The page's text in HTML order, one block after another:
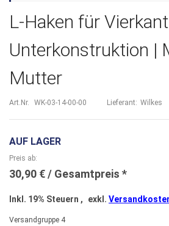
L-Haken für
Unterkonstruktion |
Mutter
Art.Nr. WK-03-14-00-00 Lieferant: Wilkes
AUF LAGER
Preis ab
30,90 €
Inkl. 19% Steuern , exkl.
Versandgruppe 4